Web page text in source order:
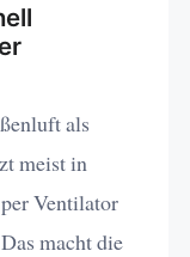
als
meist in
Ventilator
macht die